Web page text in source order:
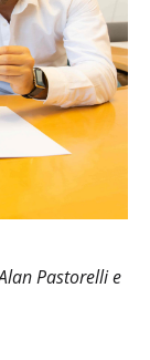
Pastorelli e